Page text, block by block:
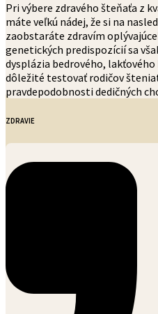
Pri výbere zdravého šteňaťa z
máte veľkú nádej, že si na
zaobstaráte zdravím
genetických predispozícií sa
dysplázia bedrového,
dôležité testovať rodičov
pravdepodobnosti dedičných
ZDRAVIE